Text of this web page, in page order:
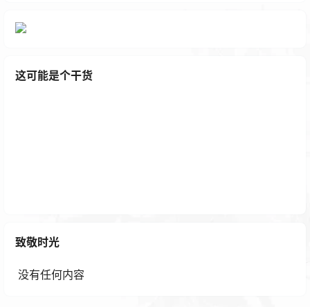
这可能是个干货
致敬时光
没有任何内容